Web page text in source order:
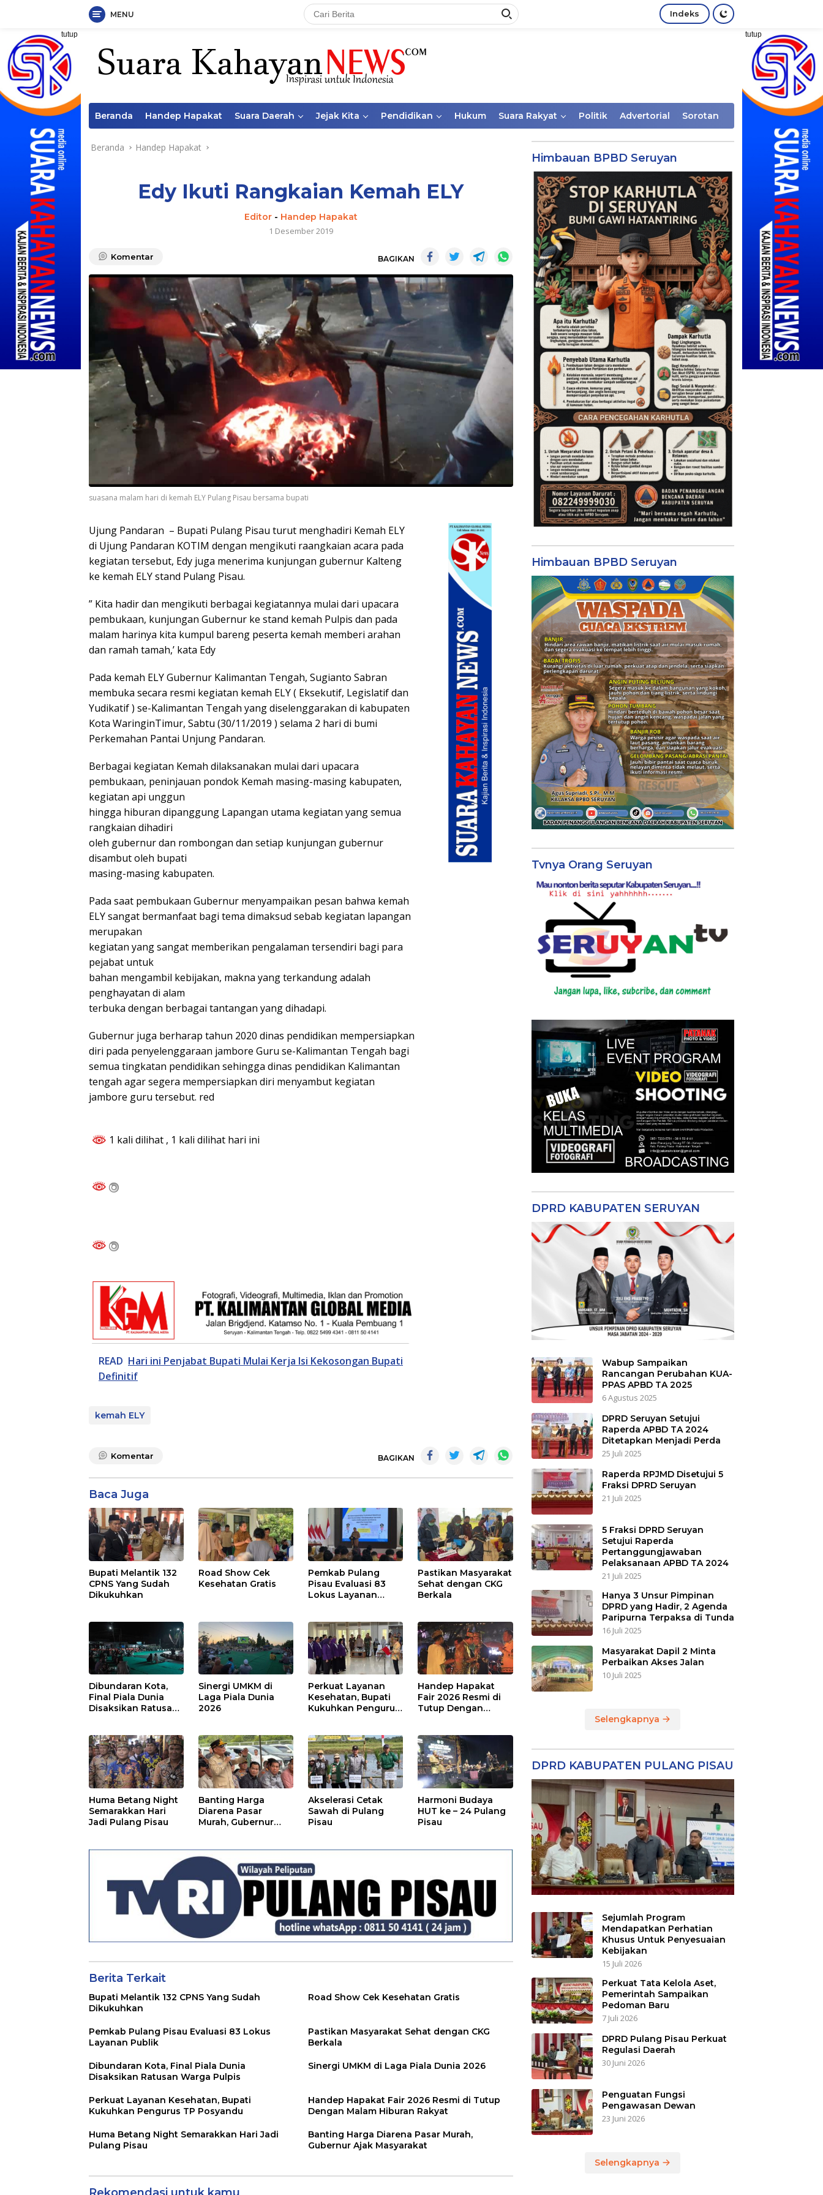
Langsung
konten
MENU Indeks
tutup tutup
Beranda Handep Hapakat Suara Daerah Jejak Kita Pendidikan Hukum Suara Rakyat Politik Advertorial Sorotan
Beranda Handep Hapakat
Edy Ikuti Rangkaian Kemah ELY
Editor- Handep Hapakat
1 Desember 2019
Komentar BAGIKAN
suasana malam hari di kemah ELY Pulang Pisau bersama bupati
Ujung Pandaran – Bupati Pulang Pisau turut menghadiri Kemah ELY
di Ujung Pandaran KOTIM dengan mengikuti raangkaian acara pada
kegiatan tersebut, Edy juga menerima kunjungan gubernur Kalteng
ke kemah ELY stand Pulang Pisau.
” Kita hadir dan mengikuti berbagai kegiatannya mulai dari upacara
pembukaan, kunjungan Gubernur ke stand kemah Pulpis dan pada
malam harinya kita kumpul bareng peserta kemah memberi arahan
dan ramah tamah,’ kata Edy
Pada kemah ELY Gubernur Kalimantan Tengah, Sugianto Sabran
membuka secara resmi kegiatan kemah ELY ( Eksekutif, Legislatif dan
Yudikatif ) se-Kalimantan Tengah yang diselenggarakan di kabupaten
Kota WaringinTimur, Sabtu (30/11/2019 ) selama 2 hari di bumi
Perkemahan Pantai Unjung Pandaran.
Berbagai kegiatan Kemah dilaksanakan mulai dari upacara
pembukaan, peninjauan pondok Kemah masing-masing kabupaten,
kegiatan api unggun
hingga hiburan dipanggung Lapangan utama kegiatan yang semua
rangkaian dihadiri
oleh gubernur dan rombongan dan setiap kunjungan gubernur
disambut oleh bupati
masing-masing kabupaten.
Pada saat pembukaan Gubernur menyampaikan pesan bahwa kemah
ELY sangat bermanfaat bagi tema dimaksud sebab kegiatan lapangan
merupakan
kegiatan yang sangat memberikan pengalaman tersendiri bagi para
pejabat untuk
bahan mengambil kebijakan, makna yang terkandung adalah
penghayatan di alam
terbuka dengan berbagai tantangan yang dihadapi.
Gubernur juga berharap tahun 2020 dinas pendidikan mempersiapkan
diri pada penyelenggaraan jambore Guru se-Kalimantan Tengah bagi
semua tingkatan pendidikan sehingga dinas pendidikan Kalimantan
tengah agar segera mempersiapkan diri menyambut kegiatan
jambore guru tersebut. red
1 kali dilihat , 1 kali dilihat hari ini
READ Hari ini Penjabat Bupati Mulai Kerja Isi Kekosongan Bupati
Definitif
kemah ELY
Komentar BAGIKAN
Baca Juga
Bupati Melantik 132
CPNS Yang Sudah
Dikukuhkan
Road Show Cek
Kesehatan Gratis
Pemkab Pulang
Pisau Evaluasi 83
Lokus Layanan
Pastikan Masyarakat
Sehat dengan CKG
Berkala
Dibundaran Kota,
Final Piala Dunia
Disaksikan Ratusan
Sinergi UMKM di
Laga Piala Dunia
2026
Perkuat Layanan
Kesehatan, Bupati
Kukuhkan Pengurus
Handep Hapakat
Fair 2026 Resmi di
Tutup Dengan
Huma Betang Night
Semarakkan Hari
Jadi Pulang Pisau
Banting Harga
Diarena Pasar
Murah, Gubernur
Akselerasi Cetak
Sawah di Pulang
Pisau
Harmoni Budaya
HUT ke – 24 Pulang
Pisau
Berita Terkait
Bupati Melantik 132 CPNS Yang Sudah
Dikukuhkan
Road Show Cek Kesehatan Gratis
Pemkab Pulang Pisau Evaluasi 83 Lokus
Layanan Publik
Pastikan Masyarakat Sehat dengan CKG
Berkala
Dibundaran Kota, Final Piala Dunia
Disaksikan Ratusan Warga Pulpis
Sinergi UMKM di Laga Piala Dunia 2026
Perkuat Layanan Kesehatan, Bupati
Kukuhkan Pengurus TP Posyandu
Handep Hapakat Fair 2026 Resmi di Tutup
Dengan Malam Hiburan Rakyat
Huma Betang Night Semarakkan Hari Jadi
Pulang Pisau
Banting Harga Diarena Pasar Murah,
Gubernur Ajak Masyarakat
Himbauan BPBD Seruyan
Himbauan BPBD Seruyan
Tvnya Orang Seruyan
DPRD KABUPATEN SERUYAN
Wabup Sampaikan
Rancangan Perubahan KUA-
PPAS APBD TA 2025
6 Agustus 2025
DPRD Seruyan Setujui
Raperda APBD TA 2024
Ditetapkan Menjadi Perda
25 Juli 2025
Raperda RPJMD Disetujui 5
Fraksi DPRD Seruyan
21 Juli 2025
5 Fraksi DPRD Seruyan
Setujui Raperda
Pertanggungjawaban
Pelaksanaan APBD TA 2024
21 Juli 2025
Hanya 3 Unsur Pimpinan
DPRD yang Hadir, 2 Agenda
Paripurna Terpaksa di Tunda
16 Juli 2025
Masyarakat Dapil 2 Minta
Perbaikan Akses Jalan
10 Juli 2025
Selengkapnya
DPRD KABUPATEN PULANG PISAU
Sejumlah Program
Mendapatkan Perhatian
Khusus Untuk Penyesuaian
Kebijakan
15 Juli 2026
Perkuat Tata Kelola Aset,
Pemerintah Sampaikan
Pedoman Baru
7 Juli 2026
DPRD Pulang Pisau Perkuat
Regulasi Daerah
30 Juni 2026
Penguatan Fungsi
Pengawasan Dewan
23 Juni 2026
Selengkapnya